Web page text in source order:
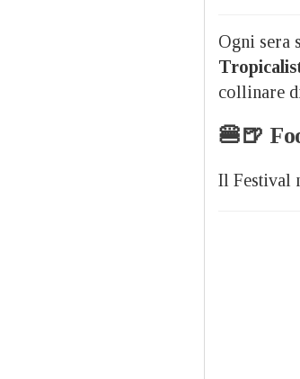
Ogni sera
collinare
🍔🍺
Il Festival